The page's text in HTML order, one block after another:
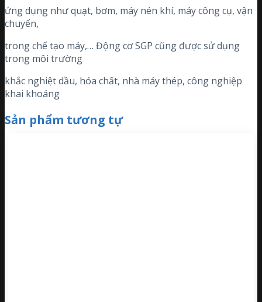
ứng dụng như quạt, bơm, máy nén khí, máy công cụ, vận
chuyển,
trong chế tạo máy,… Động cơ SGP cũng được sử dụng
trong môi trường
khắc nghiệt dầu, hóa chất, nhà máy thép, công nghiệp
khai khoáng
Sản phẩm tương tự